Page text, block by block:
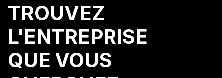
TROUVEZ
L'ENTREPRISE
QUE VOUS